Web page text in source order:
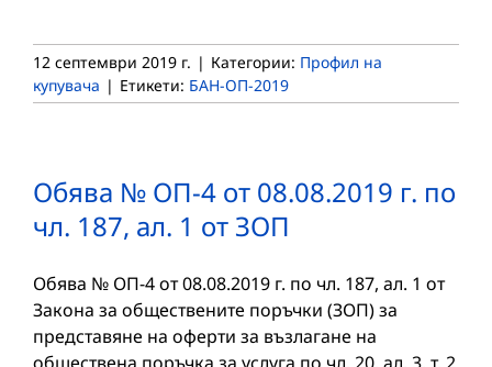
12 септември 2019 г. | Категории: Профил на
купувача | Етикети: БАН-ОП-2019
Обява № ОП-4 от 08.08.2019 г. по
чл. 187, ал. 1 от ЗОП
Обява № ОП-4 от 08.08.2019 г. по чл. 187, ал. 1 от
Закона за обществените поръчки (ЗОП) за
представяне на оферти за възлагане на